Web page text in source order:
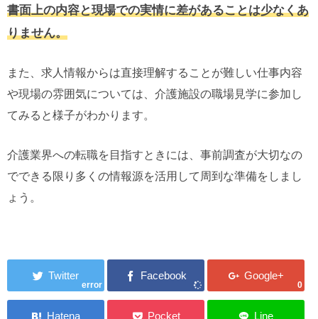
書面上の内容と現場での実情に差があることは少なくあ
りません。
また、求人情報からは直接理解することが難しい仕事内容
や現場の雰囲気については、介護施設の職場見学に参加し
てみると様子がわかります。
介護業界への転職を目指すときには、事前調査が大切なの
でできる限り多くの情報源を活用して周到な準備をしまし
ょう。
error 0